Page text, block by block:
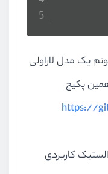
یک مدل لاراولی
پکیج
https://
کاربردی